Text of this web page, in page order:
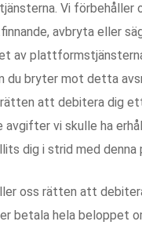
Vi förbehåller
avbryta eller
av
du bryter mot detta
att debitera dig
avgifter vi skulle ha
dig i strid med denna
oss rätten att
betala hela beloppet